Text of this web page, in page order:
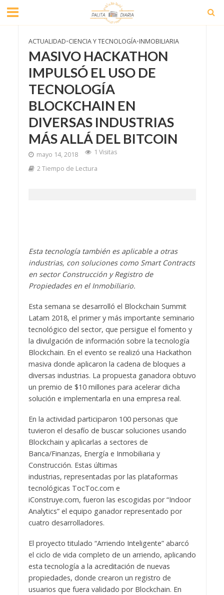
ACTUALIDAD•CIENCIA Y TECNOLOGÍA•INMOBILIARIA
MASIVO HACKATHON
IMPULSÓ EL USO DE
TECNOLOGÍA
BLOCKCHAIN EN
DIVERSAS INDUSTRIAS
MÁS ALLÁ DEL BITCOIN
mayo 14, 2018
1 Visitas
2 Tiempo de Lectura
Esta tecnología también es aplicable a otras
industrias, con soluciones como Smart Contracts
en sector Construcción y Registro de
Propiedades en el Inmobiliario.
Esta semana se desarrolló el Blockchain Summit
Latam 2018, el primer y más importante seminario
tecnológico del sector, que persigue el fomento y
la divulgación de información sobre la tecnología
Blockchain. En el evento se realizó una Hackathon
masiva donde aplicaron la cadena de bloques a
diversas industrias. La propuesta ganadora obtuvo
un premio de $10 millones para acelerar dicha
solución e implementarla en una empresa real.
En la actividad participaron 100 personas que
tuvieron el desafío de buscar soluciones usando
Blockchain y aplicarlas a sectores de
Banca/Finanzas, Energía e Inmobiliaria y
Construcción. Estas últimas
industrias, representadas por las plataformas
tecnológicas TocToc.com e
iConstruye.com, fueron las escogidas por “Indoor
Analytics” el equipo ganador representado por
cuatro desarrolladores.
El proyecto titulado “Arriendo Inteligente” abarcó
el ciclo de vida completo de un arriendo, aplicando
esta tecnología a la acreditación de nuevas
propiedades, donde crearon un registro de
usuarios que fuera validado por Blockchain. En